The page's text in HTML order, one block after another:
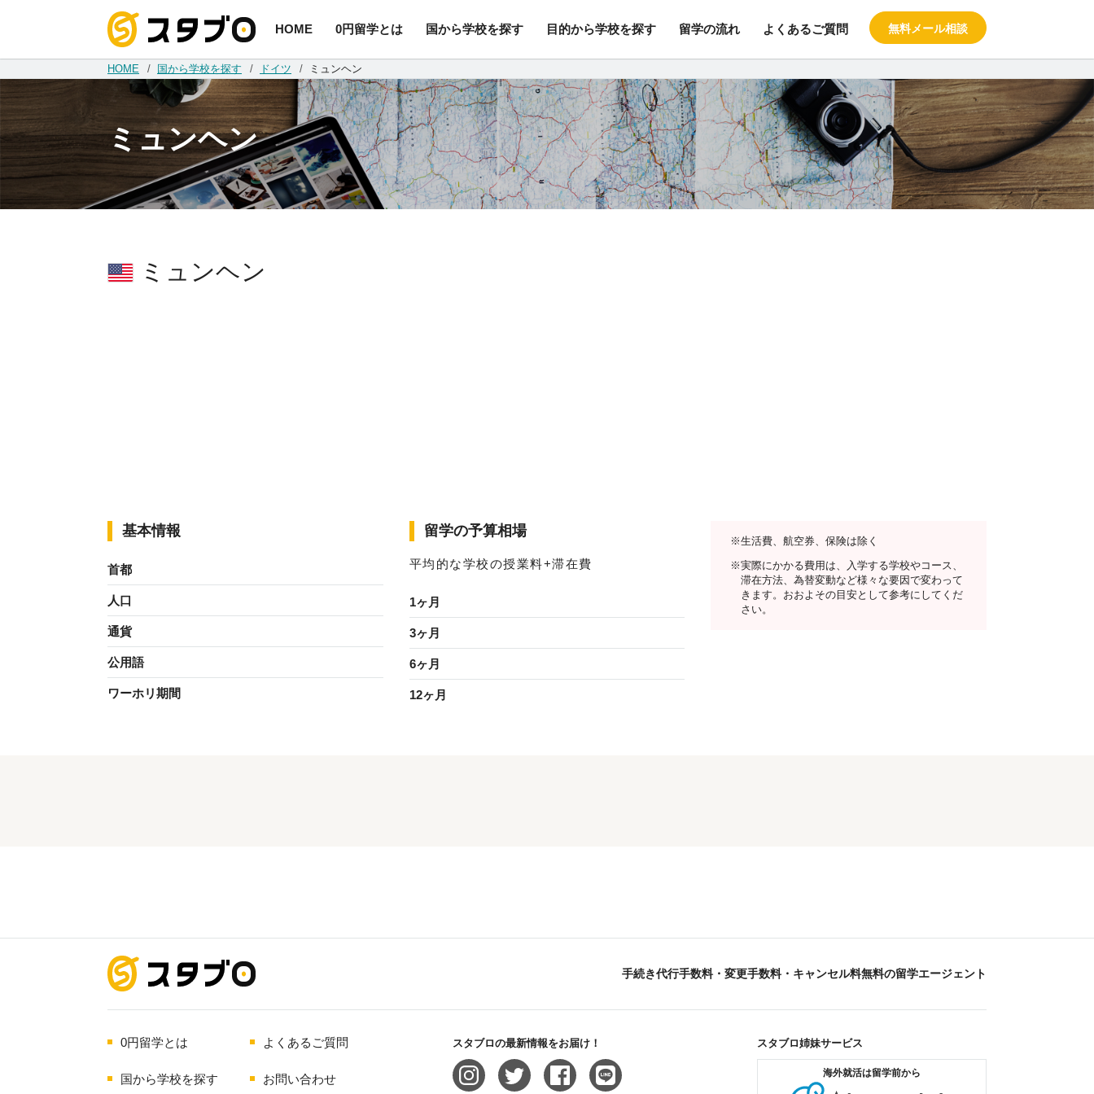
手続き代行/変更手数料・キャンセル料無料の留学エージェント スタブロ
HOME 0円留学とは 国から学校を探す 目的から学校を探す 留学の流れ よくあるご質問 無料メール相談
HOME 国から学校を探す ドイツ ミュンヘン
ミュンヘン
ミュンヘン
基本情報
首都
人口
通貨
公用語
ワーホリ期間
留学の予算相場
平均的な学校の授業料+滞在費
1ヶ月
3ヶ月
6ヶ月
12ヶ月
※生活費、航空券、保険は除く
※実際にかかる費用は、入学する学校やコース、
滞在方法、為替変動など様々な要因で変わって
きます。おおよその目安として参考にしてくだ
さい。
手続き代行手数料・変更手数料・キャンセル料無料の留学エージェント
0円留学とは
国から学校を探す
よくあるご質問
お問い合わせ
スタブロの最新情報をお届け！ スタブロ姉妹サービス
海外就活は留学前から